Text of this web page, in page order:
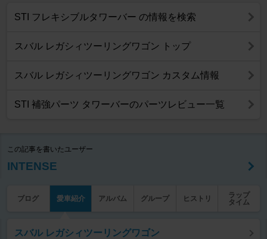
STI フレキシブルタワーバー の情報を検索
スバル レガシィツーリングワゴン トップ
スバル レガシィツーリングワゴン カスタム情報
STI 補強パーツ タワーバーのパーツレビュー一覧
この記事を書いたユーザー
INTENSE
ブログ 愛車紹介 アルバム グループ ヒストリ
ラップ
タイム
スバル レガシィツーリングワゴン